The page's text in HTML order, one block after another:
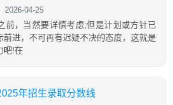
2026-04-25
前，当然要详慎考虑;但是计划或方针已
前进，不可再有迟疑不决的态度，这就是
吧!在
年招生录取分数线